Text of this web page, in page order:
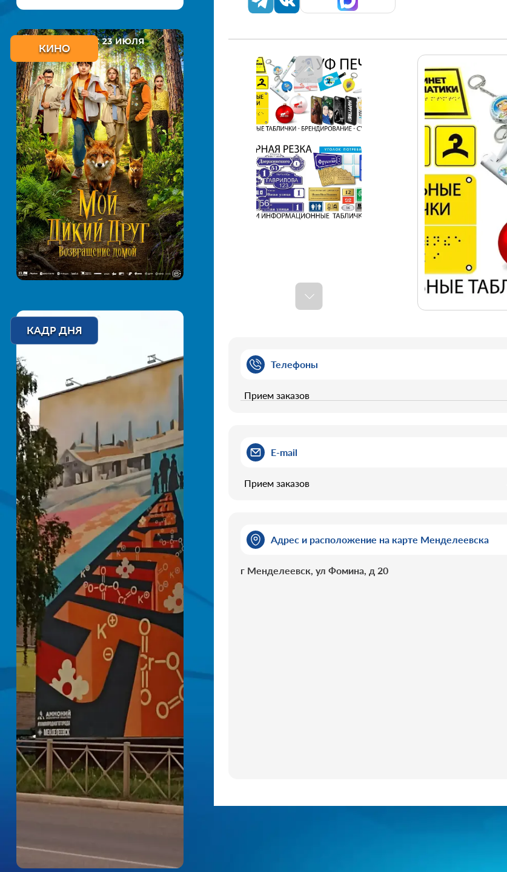
КИНО
КАДР ДНЯ
Телефоны
Прием заказов
E-mail
Прием заказов
Адрес и расположение на карте Менделеевска
г Менделеевск, ул Фомина, д 20